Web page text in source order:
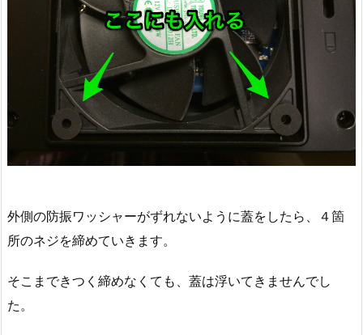
外側の防振ワッシャーがずれないように蓋をしたら、４箇
所のネジを締めていきます。
そこまできつく締めなくても、蓋は浮いてきませんでし
た。